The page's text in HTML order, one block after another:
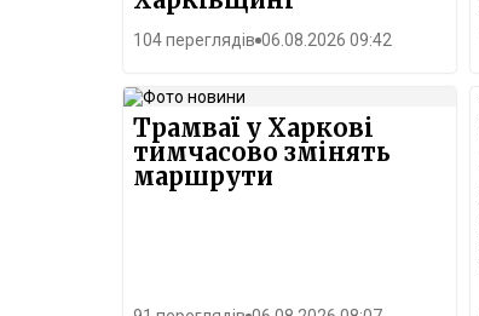
104 переглядів 06.08.2026 09:42
Трамваї у Харкові
тимчасово змінять
маршрути